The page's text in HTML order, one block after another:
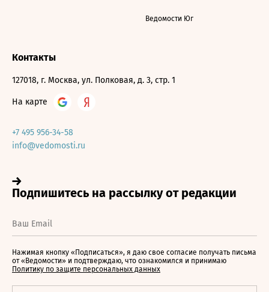
Ведомости Юг
Контакты
127018, г. Москва, ул. Полковая, д. 3, стр. 1
На карте
+7 495 956-34-58
info@vedomosti.ru
Нажимая кнопку «Подписаться», я даю свое согласие получать письма
от «Ведомости» и подтверждаю, что ознакомился и принимаю
Политику по защите персональных данных